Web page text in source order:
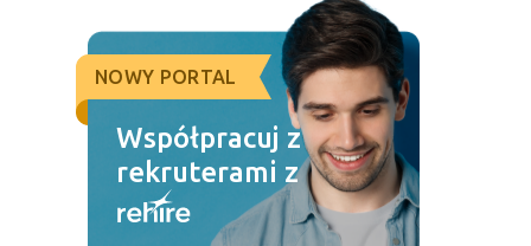
NOWY PORTAL
Współpracuj z
rekruterami z